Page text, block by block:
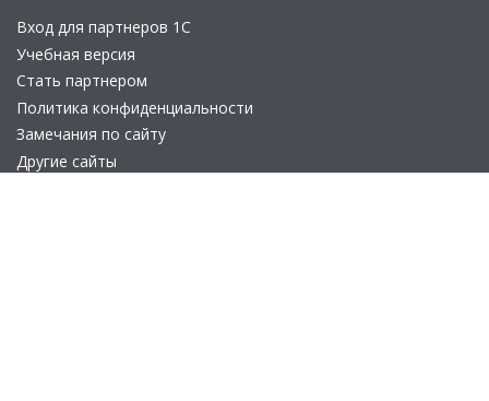
Вход для партнеров 1С
Учебная версия
Стать партнером
Политика конфиденциальности
Замечания по сайту
Другие сайты